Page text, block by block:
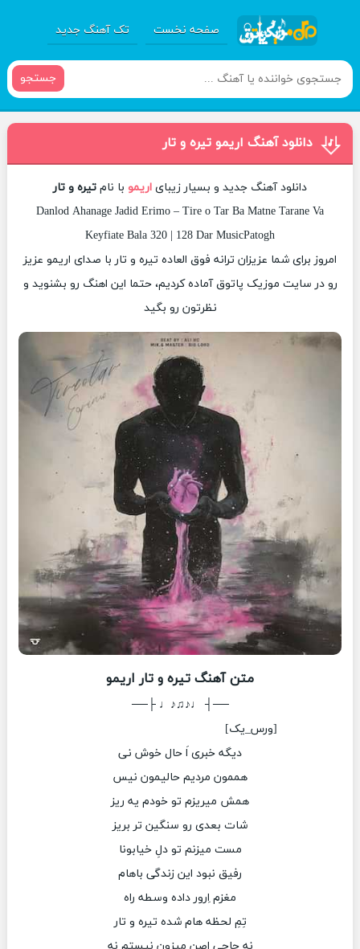
صفحه نخست تک آهنگ جدید
جستجو
دانلود آهنگ اریمو تیره و تار
دانلود آهنگ جدید و بسیار زیبای اریمو با نام تیره و تار
Danlod Ahanage Jadid Erimo – Tire o Tar Ba Matne Tarane Va
Keyfiate Bala 320 | 128 Dar MusicPatogh
امروز برای شما عزیزان ترانه فوق العاده تیره و تار با صدای اریمو عزیز
رو در سایت موزیک پاتوق آماده کردیم، حتما این اهنگ رو بشنوید و
نظرتون رو بگید
متن آهنگ تیره و تار اریمو
──┤ ♩♪♫♪♩ ├──
[ورس_یک]
دیگه خبری اَ حال خوش نی
هممون مردیم حالیمون نیس
همش میریزم تو خودم یه ریز
شات بعدی رو سنگین تر بریز
مست میزنم تو دلِ خیابونا
رفیق نبود این زندگی باهام
مغزم اِرور داده وسطه راه
تِمِ لحظه هام شده تیره و تار